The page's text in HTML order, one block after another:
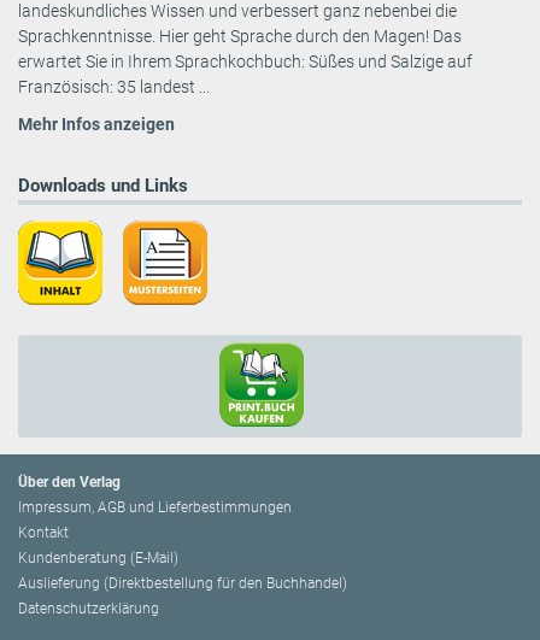
landeskundliches Wissen und verbessert ganz nebenbei die
Sprachkenntnisse. Hier geht Sprache durch den Magen! Das
erwartet Sie in Ihrem Sprachkochbuch: Süßes und Salzige auf
Französisch: 35 landest ...
Mehr Infos anzeigen
Downloads und Links
Über den Verlag
Impressum, AGB und Lieferbestimmungen
Kontakt
Kundenberatung (E-Mail)
Auslieferung (Direktbestellung für den Buchhandel)
Datenschutzerklärung